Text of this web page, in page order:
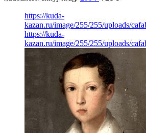
https://kuda-
kazan.ru/image/255/255/uploads/
https://kuda-
kazan.ru/image/255/255/uploads/